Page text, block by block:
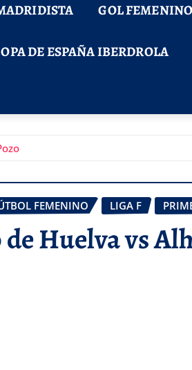
GOL
DE ESPAÑA IBERDROLA
FEMENINO LIGA F
Huelva vs